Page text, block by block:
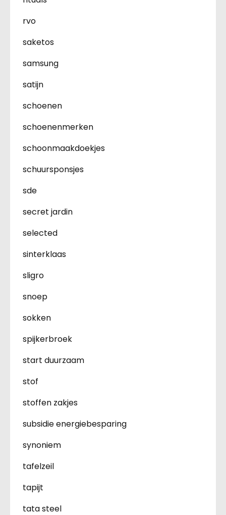
rvo
saketos
samsung
satijn
schoenen
schoenenmerken
schoonmaakdoekjes
schuursponsjes
sde
secret jardin
selected
sinterklaas
sligro
snoep
sokken
spijkerbroek
start duurzaam
stof
stoffen zakjes
subsidie energiebesparing
synoniem
tafelzeil
tapijt
tata steel